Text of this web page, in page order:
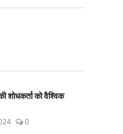
शोधकर्ता को वैश्विक
0